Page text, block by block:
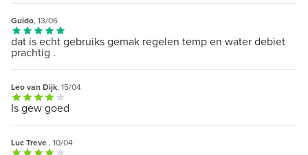
Guido, 13/06
dat is echt gebruiks gemak regelen temp en water debiet
prachtig .
Leo van Dijk, 15/04
Is gew goed
Luc Treve, 10/04